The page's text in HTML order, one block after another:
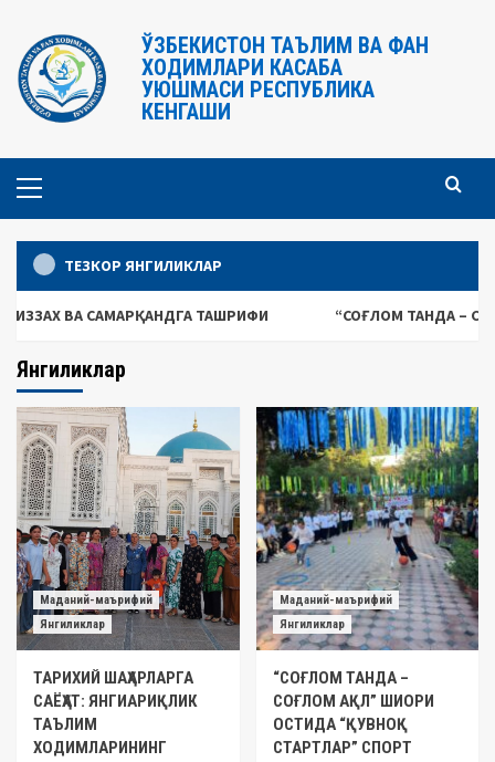
содержимому
ЎЗБЕКИСТОН ТАЪЛИМ ВА ФАН
ХОДИМЛАРИ КАСАБА
УЮШМАСИ РЕСПУБЛИКА
КЕНГАШИ
Основное
ТЕЗКОР ЯНГИЛИКЛАР
ТАШРИФИ “СОҒЛОМ ТАНДА – СОҒЛОМ АҚЛ”
Янгиликлар
Маданий-маърифий
Янгиликлар
ТАРИХИЙ ШАҲАРЛАРГА
САЁҲАТ: ЯНГИАРИҚЛИК
ТАЪЛИМ
ХОДИМЛАРИНИНГ
Маданий-маърифий
Янгиликлар
“СОҒЛОМ ТАНДА –
СОҒЛОМ АҚЛ” ШИОРИ
ОСТИДА “ҚУВНОҚ
СТАРТЛАР” СПОРТ